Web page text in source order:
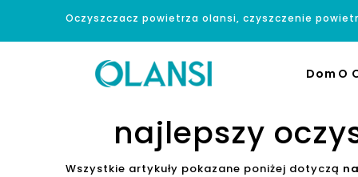
Oczyszczacz powietrza olansi, czyszczenie
Dom O
najlepszy
Wszystkie artykuły pokazane poniżej dotyczą